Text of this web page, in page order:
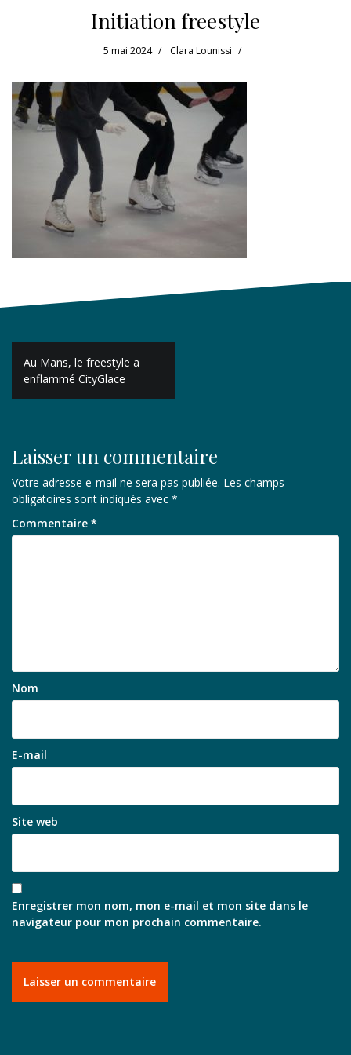
Initiation freestyle
5 mai 2024 Clara Lounissi
Navigation
de
l’article
Au Mans, le freestyle a
enflammé CityGlace
Laisser un commentaire
Votre adresse e-mail ne sera pas publiée. Les champs
obligatoires sont indiqués avec *
Commentaire *
Nom
E-mail
Site web
Enregistrer mon nom, mon e-mail et mon site dans le
navigateur pour mon prochain commentaire.